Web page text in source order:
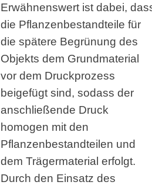
Erwähnenswert ist dabei,
die Pflanzenbestandteile für
die spätere Begrünung des
Objekts dem Grundmaterial
vor dem Druckprozess
beigefügt sind, sodass der
anschließende Druck
homogen mit den
Pflanzenbestandteilen und
dem Trägermaterial erfolgt.
Durch den Einsatz des